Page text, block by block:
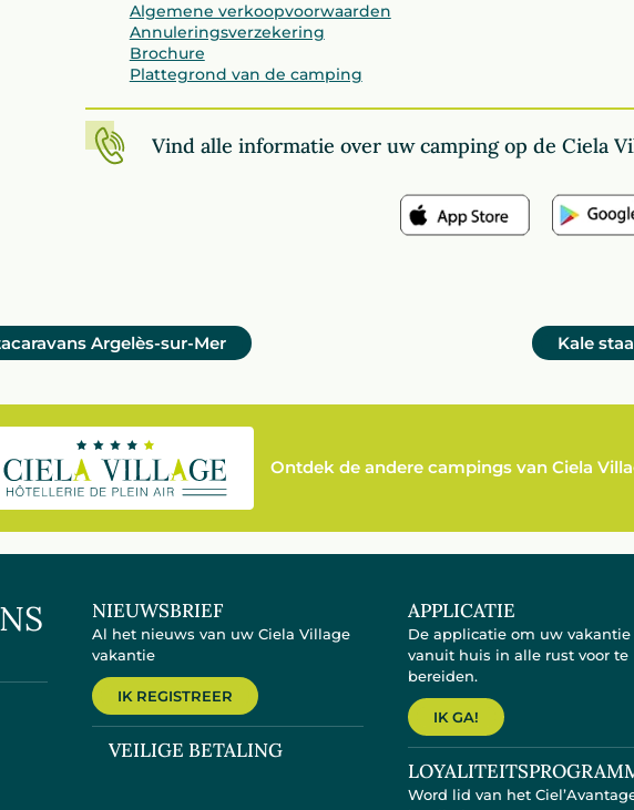
Algemene verkoopvoorwaarden
Annuleringsverzekering
Brochure
Plattegrond van de camping
Vind alle informatie over uw camping op de Ciela
Argelès-sur-Mer Kale
Ontdek de andere campings van Ciela
NIEUWSBRIEF
Al het nieuws van uw Ciela Village
vakantie
IK REGISTREER
VEILIGE BETALING
APPLICATIE
De applicatie om uw vakantie
vanuit huis in alle rust voor te
bereiden.
IK GA!
Word lid van het